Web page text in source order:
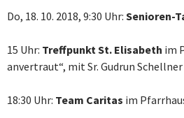
Do, 18. 10. 2018, 9:30 Uhr: Senioren-
15 Uhr: Treffpunkt St. Elisabeth im
anvertraut“, mit Sr. Gudrun Schellner
18:30 Uhr: Team Caritas im